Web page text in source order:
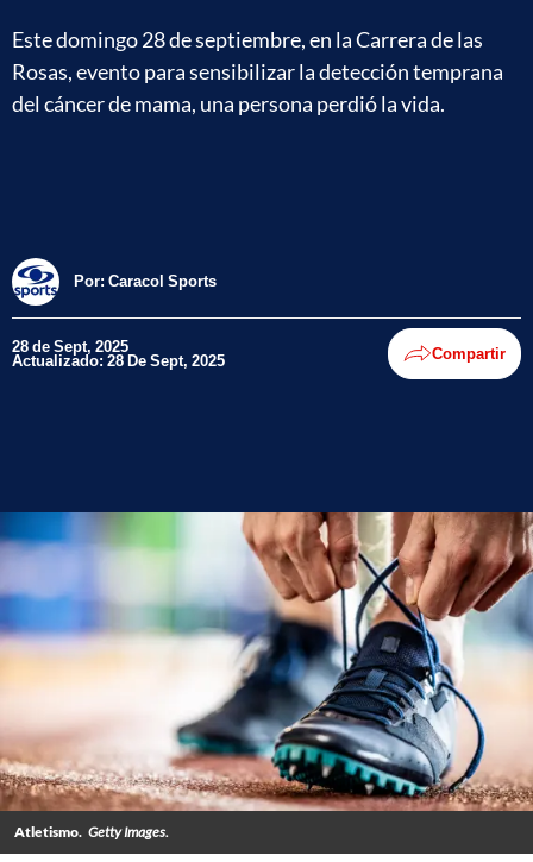
Este domingo 28 de septiembre, en la Carrera de las
Rosas, evento para sensibilizar la detección temprana
del cáncer de mama, una persona perdió la vida.
Por: Caracol Sports
28 de Sept, 2025
Actualizado: 28 De Sept, 2025 Compartir
Atletismo. Getty Images.